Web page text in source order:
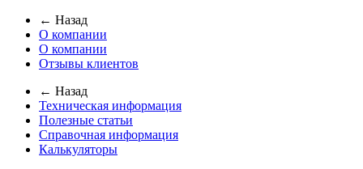
← Назад
О компании
О компании
Отзывы клиентов
← Назад
Техническая информация
Полезные статьи
Справочная информация
Калькуляторы